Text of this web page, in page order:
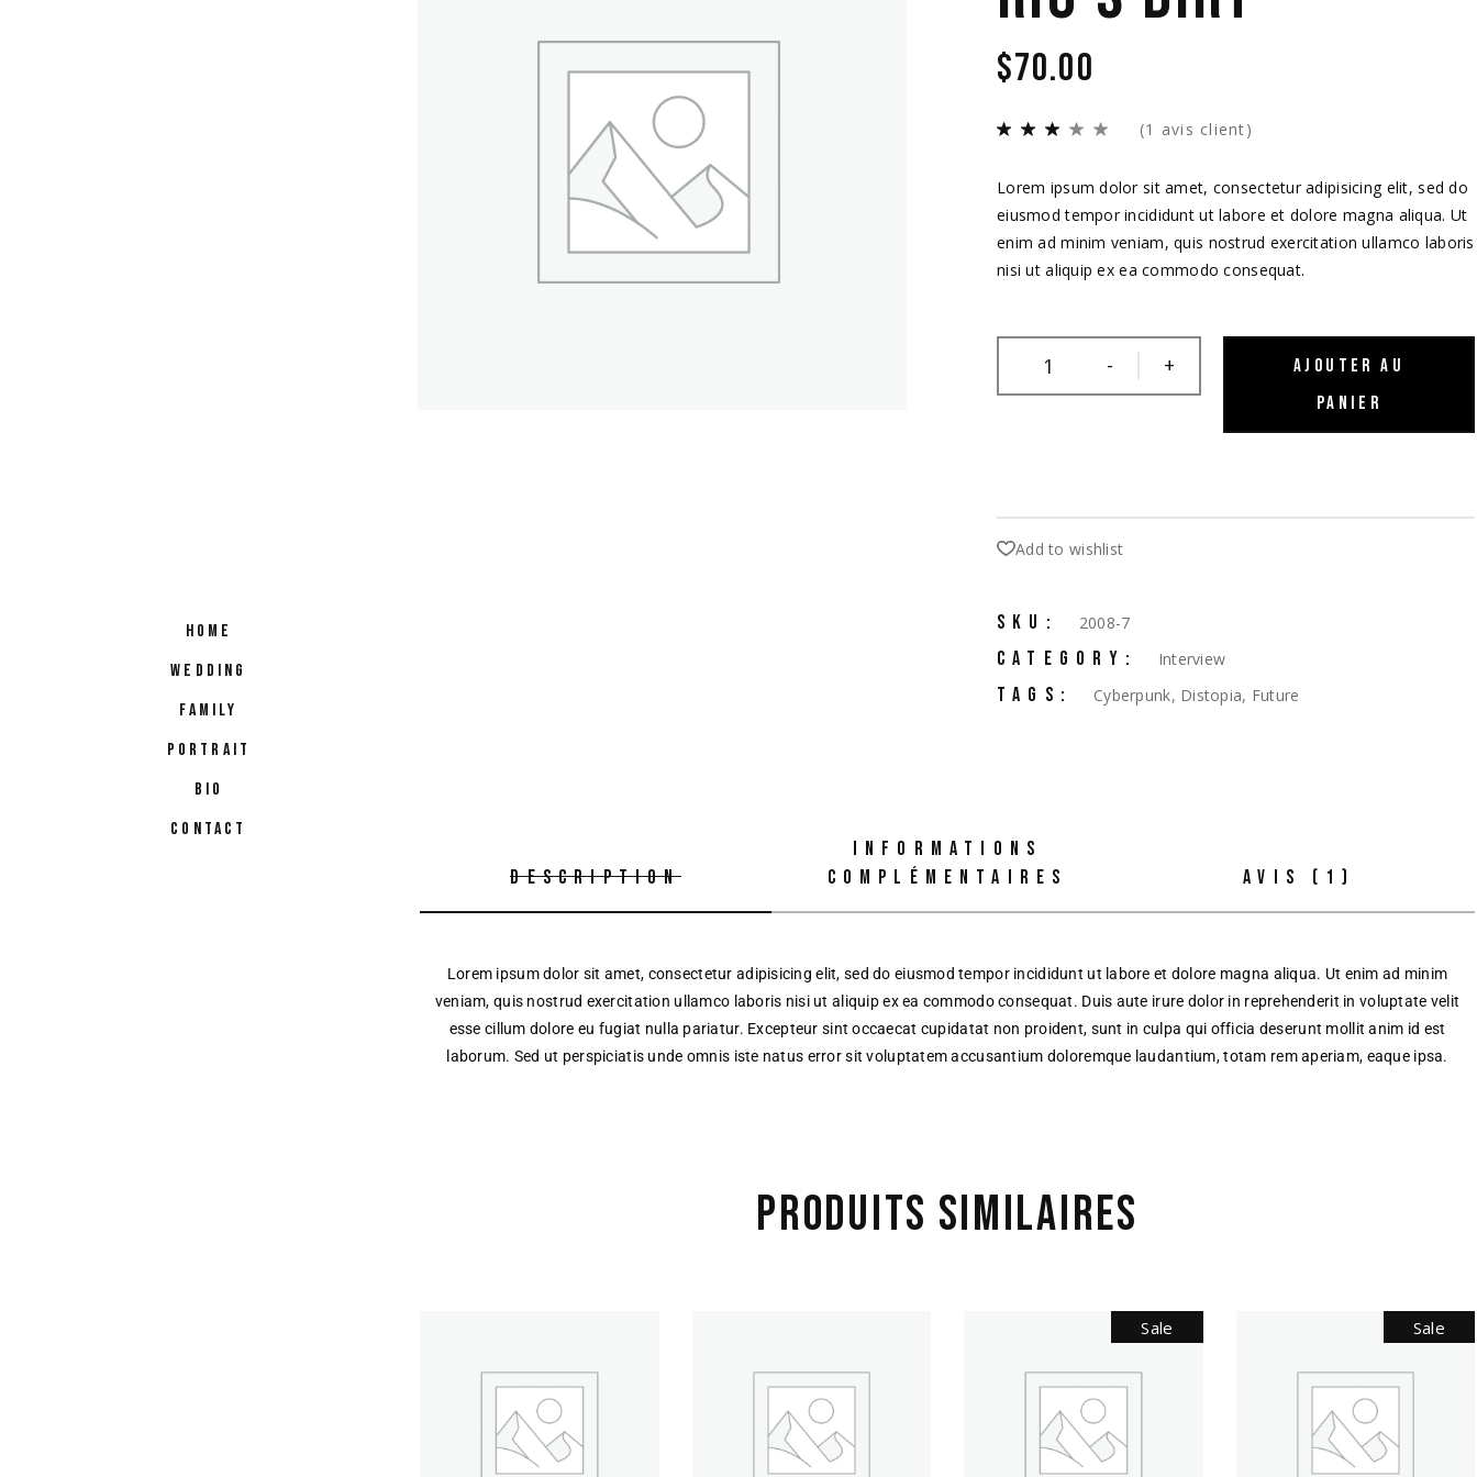
HOME
WEDDING
FAMILY
PORTRAIT
BIO
CONTACT
$70.00
(1 avis client)
Lorem ipsum dolor sit amet, consectetur adipisicing elit, sed do
eiusmod tempor incididunt ut labore et dolore magna aliqua. Ut
enim ad minim veniam, quis nostrud exercitation ullamco laboris
nisi ut aliquip ex ea commodo consequat.
- +
AJOUTER AU
PANIER
Add to wishlist
SKU: 2008-7
CATEGORY: Interview
TAGS: Cyberpunk, Distopia, Future
DESCRIPTION
INFORMATIONS
COMPLÉMENTAIRES
AVIS (1)
Lorem ipsum dolor sit amet, consectetur adipisicing elit, sed do eiusmod tempor incididunt ut labore et dolore magna aliqua. Ut enim ad minim
veniam, quis nostrud exercitation ullamco laboris nisi ut aliquip ex ea commodo consequat. Duis aute irure dolor in reprehenderit in voluptate velit
esse cillum dolore eu fugiat nulla pariatur. Excepteur sint occaecat cupidatat non proident, sunt in culpa qui officia deserunt mollit anim id est
laborum. Sed ut perspiciatis unde omnis iste natus error sit voluptatem accusantium doloremque laudantium, totam rem aperiam, eaque ipsa.
PRODUITS SIMILAIRES
Sale Sale